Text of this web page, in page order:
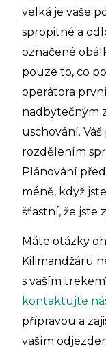
velká je vaše
spropitné a
označené
pouze to, co
operátora
nadbytečným
uschování.
rozdělením
Plánování
méně, když
šťastní, že jste
Máte otázky
Kilimandžáru
s vaším
kontaktujte
přípravou a
vaším